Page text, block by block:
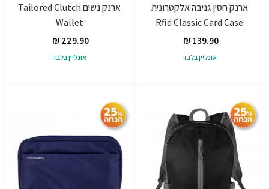
ארנק חסין גניבה אלקטרונית
Rfid Classic Card Case
‏139.90 ₪
אונליין בלבד
ארנק נשים Tailored Clutch
Wallet
אונליין בלבד